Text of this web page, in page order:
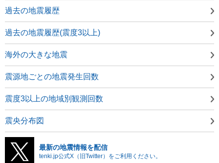
過去の地震履歴
過去の地震履歴(震度3以上)
海外の大きな地震
震源地ごとの地震発生回数
震度3以上の地域別観測回数
震央分布図
最新の地震情報を配信
tenki.jp公式X（旧Twitter）をご利用ください。